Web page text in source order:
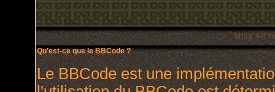
Mise en
Qu'est-ce que le BBCode ?
Le BBCode est une